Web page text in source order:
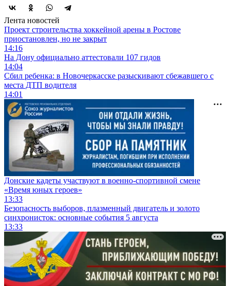
Лента новостей
Проект строительства хоккейной арены в Ростове
приостановлен, но не закрыт
14:16
На Дону официально аттестовали 107 гидов
14:04
Сбил ребенка: в Новочеркасске разыскивают сбежавшего с
места ДТП водителя
14:01
Донские кадеты участвуют в военно-спортивной смене
«Время юных героев»
13:33
Безопасность выборов, плазменный двигатель и золото
синхронисток: основные события 5 августа
13:33